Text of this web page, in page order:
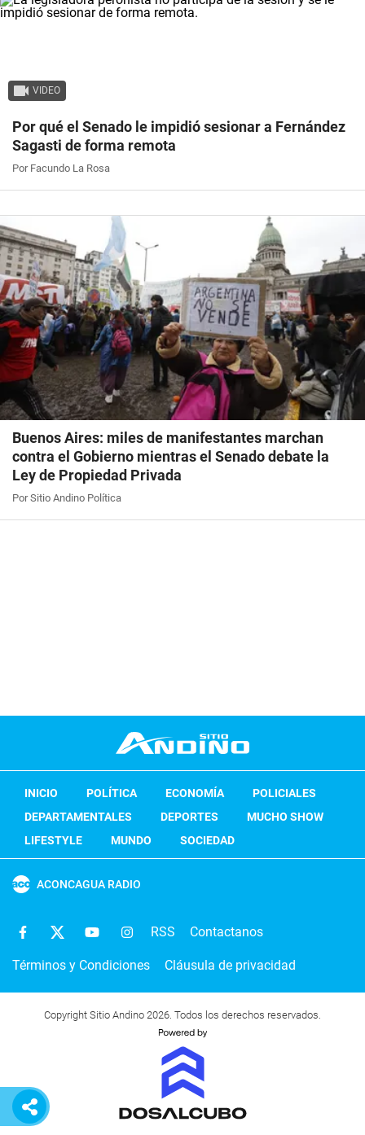
VIDEO
Por qué el Senado le impidió sesionar a Fernández
Sagasti de forma remota
Por Facundo La Rosa
Buenos Aires: miles de manifestantes marchan
contra el Gobierno mientras el Senado debate la
Ley de Propiedad Privada
Por Sitio Andino Política
INICIO POLÍTICA ECONOMÍA
POLICIALES
DEPARTAMENTALES
DEPORTES
MUCHO SHOW
LIFESTYLE
MUNDO SOCIEDAD
ACONCAGUA RADIO
RSS Contactanos
Términos y Condiciones Cláusula de privacidad
Copyright Sitio Andino 2026. Todos los derechos reservados.